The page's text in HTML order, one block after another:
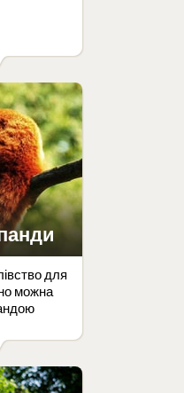
для
можна